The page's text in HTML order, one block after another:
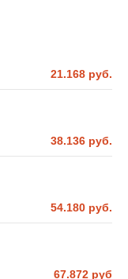
21.168 руб.
38.136 руб.
54.180 руб.
67.872 руб